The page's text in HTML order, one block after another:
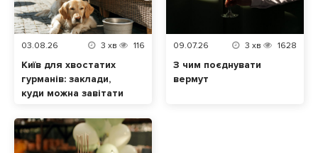
03.08.26 3 хв 116
Київ для хвостатих
гурманів: заклади,
куди можна завітати
улюбленцем
09.07.26 3 хв 1628
З чим поєднувати
вермут